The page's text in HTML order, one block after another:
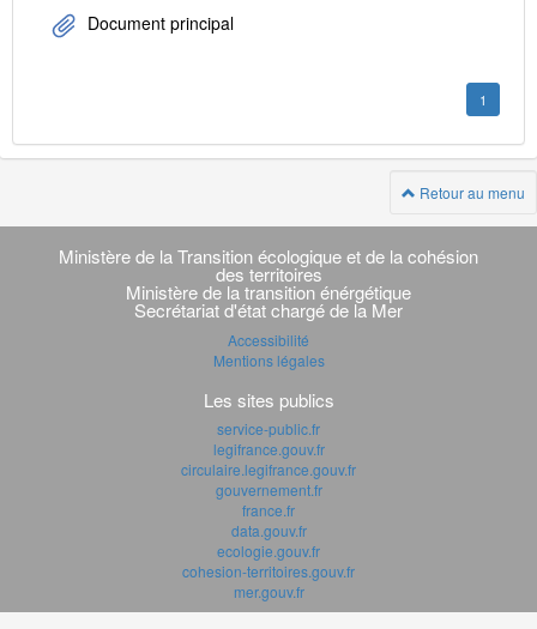
Document principal
1
Retour au menu
Navigation
transverse
Ministère de la Transition écologique et de la cohésion
des territoires
Ministère de la transition énérgétique
Secrétariat d'état chargé de la Mer
Accessibilité
Mentions légales
Les sites publics
service-public.fr
legifrance.gouv.fr
circulaire.legifrance.gouv.fr
gouvernement.fr
france.fr
data.gouv.fr
ecologie.gouv.fr
cohesion-territoires.gouv.fr
mer.gouv.fr